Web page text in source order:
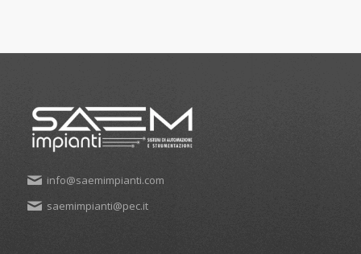
info@saemimpianti.com
saemimpianti@pec.it